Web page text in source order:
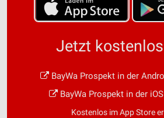
Jetzt
BayWa Prospekt in der
BayWa Prospekt in der
Kostenlos im App Store